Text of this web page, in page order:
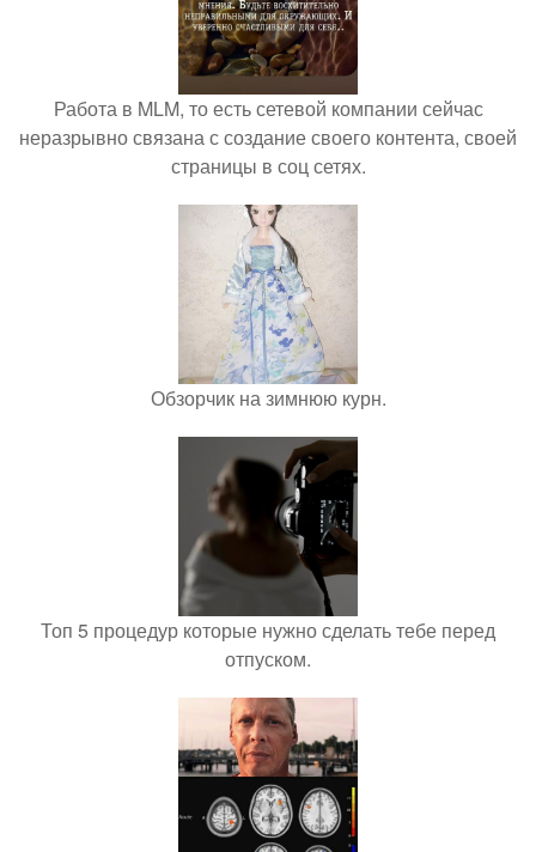
Работа в MLM, то есть сетевой компании сейчас
неразрывно связана с создание своего контента, своей
страницы в соц сетях.
Обзорчик на зимнюю курн.
Топ 5 процедур которые нужно сделать тебе перед
отпуском.